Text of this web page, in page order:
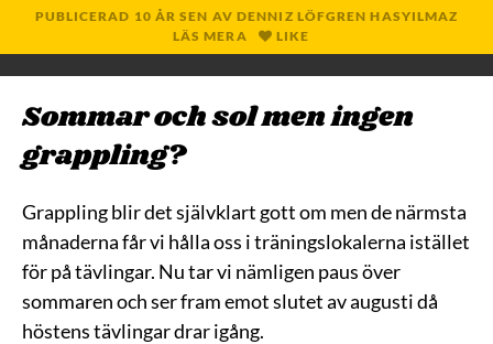
PUBLICERAD 10 ÅR SEN AV DENNIZ LÖFGREN HASYILMAZ
LÄS MERA
LIKE
Sommar och sol men ingen
grappling?
Grappling blir det självklart gott om men de närmsta
månaderna får vi hålla oss i träningslokalerna istället
för på tävlingar. Nu tar vi nämligen paus över
sommaren och ser fram emot slutet av augusti då
höstens tävlingar drar igång.